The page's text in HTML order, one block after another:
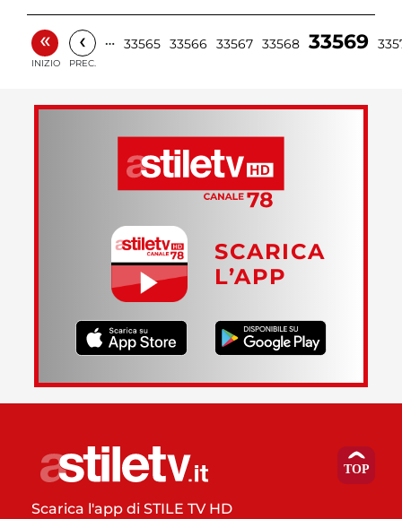
«
INIZIO
‹
PREC.
… 33565 33566 33567 33568 33569
SCARICA
L’APP
Scarica l'app di STILE TV HD